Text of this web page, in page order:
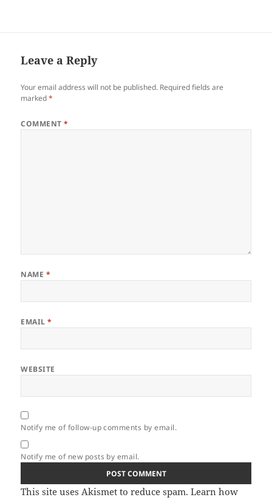
hahangaan.…
Leave a Reply
Your email address will not be published. Required fields are
marked*
COMMENT*
NAME *
EMAIL*
WEBSITE
Notify me of follow-up comments by email.
Notify me of new posts by email.
This site uses Akismet to reduce spam.Learn how